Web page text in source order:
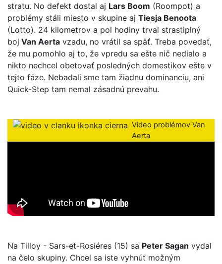
stratu. No defekt dostal aj Lars Boom (Roompot) a
problémy stáli miesto v skupine aj Tiesja Benoota
(Lotto). 24 kilometrov a pol hodiny trval strastiplný
boj Van Aerta vzadu, no vrátil sa späť. Treba povedať,
že mu pomohlo aj to, že vpredu sa ešte nič nedialo a
nikto nechcel obetovať posledných domestikov ešte v
tejto fáze. Nebadali sme tam žiadnu dominanciu, ani
Quick-Step tam nemal zásadnú prevahu.
Video problémov Van
Aerta
Na Tilloy - Sars-et-Rosiéres (15) sa Peter Sagan vydal
na čelo skupiny. Chcel sa iste vyhnúť možným